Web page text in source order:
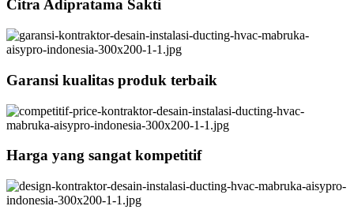
Citra Adipratama Sakti
Garansi kualitas produk terbaik
Harga yang sangat kompetitif